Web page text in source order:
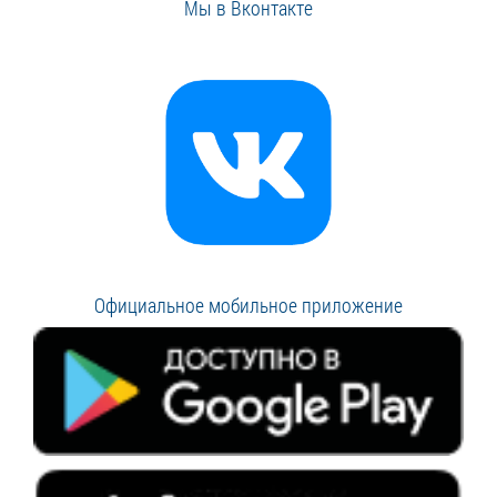
Мы в Вконтакте
Официальное мобильное приложение